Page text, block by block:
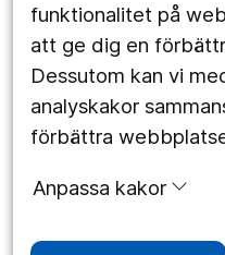
funktionalitet på
att ge dig en
Dessutom kan vi
analyskakor
förbättra
Anpassa kakor
Kävesta folkhögskola
Kävesta 180
697 94 Sköllersta
Telefon 019-602 49 50